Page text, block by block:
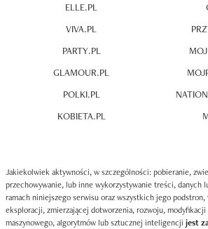
ELLE.PL
VIVA.PL
PARTY.PL
GLAMOUR.PL
POLKI.PL
KOBIETA.PL
Jakiekolwiek aktywności, w szczególności: pobieranie,
przechowywanie, lub inne wykorzystywanie treści, danych
ramach niniejszego serwisu oraz wszystkich jego
eksploracji, zmierzającej dotworzenia, rozwoju,
maszynowego, algorytmów lub sztucznej inteligencji jest